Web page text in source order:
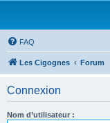
FAQ
Les Cigognes Forum
Connexion
Nom d’utilisateur :